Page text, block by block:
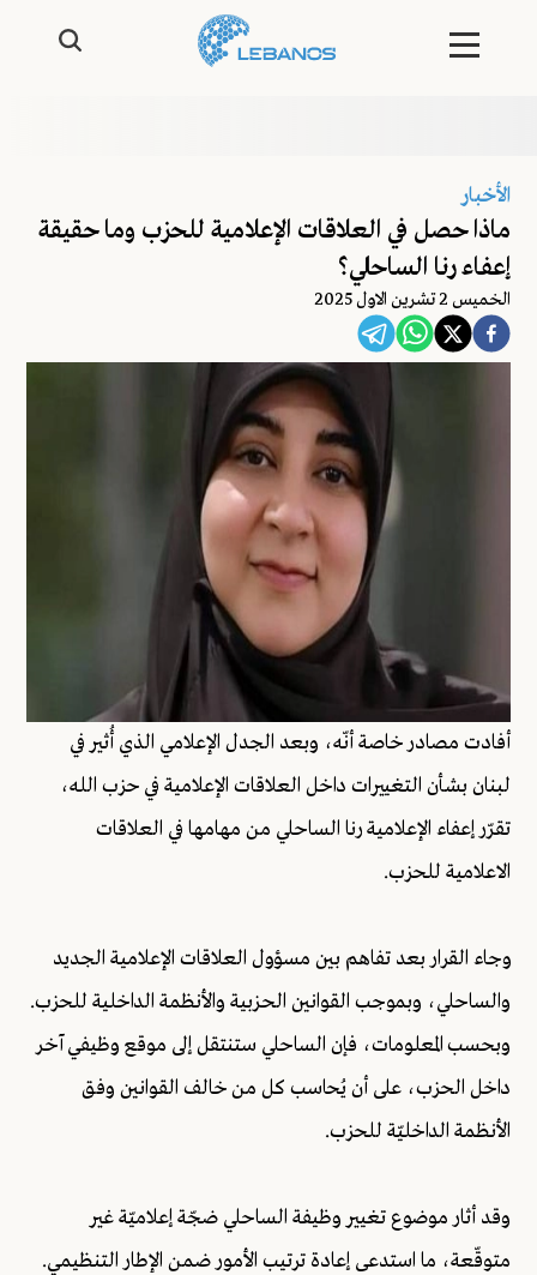
الأخبار
ماذا حصل في العلاقات الإعلامية للحزب وما حقيقة
إعفاء رنا الساحلي؟
الخميس 2 تشرين الاول 2025
أفادت مصادر خاصة أنّه، وبعد الجدل الإعلامي الذي أُثير في
لبنان بشأن التغييرات داخل العلاقات الإعلامية في حزب الله،
تقرّر إعفاء الإعلامية رنا الساحلي من مهامها في العلاقات
الاعلامية للحزب.
وجاء القرار بعد تفاهم بين مسؤول العلاقات الإعلامية الجديد
والساحلي، وبموجب القوانين الحزبية والأنظمة الداخلية للحزب.
وبحسب المعلومات، فإن الساحلي ستنتقل إلى موقع وظيفي آخر
داخل الحزب، على أن يُحاسب كل من خالف القوانين وفق
الأنظمة الداخليّة للحزب.
وقد أثار موضوع تغيير وظيفة الساحلي ضجّة إعلاميّة غير
متوقّعة، ما استدعى إعادة ترتيب الأمور ضمن الإطار التنظيمي.